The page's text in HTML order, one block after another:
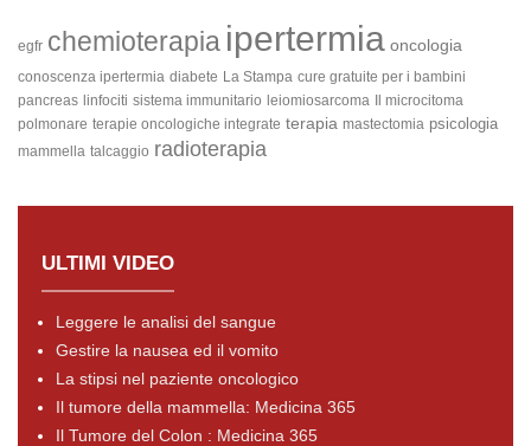
egfr chemioterapia ipertermia oncologia
conoscenza ipertermia diabete La Stampa cure gratuite per i bambini
pancreas linfociti sistema immunitario leiomiosarcoma
Il microcitoma
polmonare terapie oncologiche integrate terapia mastectomia psicologia
mammella talcaggio radioterapia
ULTIMI VIDEO
Leggere le analisi del sangue
Gestire la nausea ed il vomito
La stipsi nel paziente oncologico
Il tumore della mammella: Medicina 365
Il Tumore del Colon : Medicina 365